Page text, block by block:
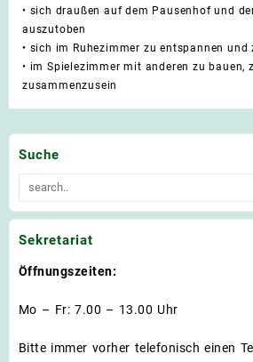
• sich draußen auf dem Pausenhof und
auszutoben
• sich im Ruhezimmer zu entspannen und
• im Spielezimmer mit anderen zu bauen,
zusammenzusein
Suche
Sekretariat
Öffnungszeiten:
Mo – Fr: 7.00 – 13.00 Uhr
Bitte immer vorher telefonisch einen